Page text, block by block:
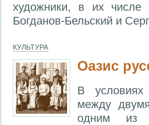
художники, в их числе
Богданов-Бельский и
КУЛЬТУРА
Оазис
В
между
одним из